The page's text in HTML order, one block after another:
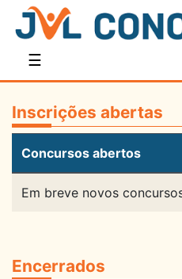
☰
Inscrições abertas
Concursos abertos
Em breve novos
Encerrados